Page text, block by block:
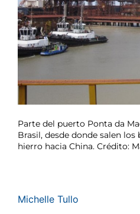
Parte del puerto Ponta da
Brasil, desde donde salen
hierro hacia China. Crédito:
Michelle Tullo